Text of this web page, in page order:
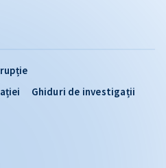
Ghiduri de investigații